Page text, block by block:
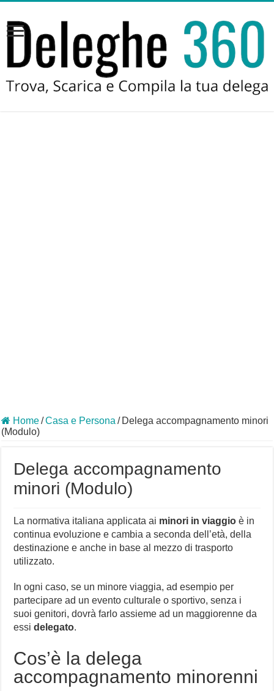
Home/Casa e Persona / Delega accompagnamento minori
(Modulo)
Delega accompagnamento
minori (Modulo)
La normativa italiana applicata ai minori in viaggio è in
continua evoluzione e cambia a seconda dell’età, della
destinazione e anche in base al mezzo di trasporto
utilizzato.
In ogni caso, se un minore viaggia, ad esempio per
partecipare ad un evento culturale o sportivo, senza i
suoi genitori, dovrà farlo assieme ad un maggiorenne da
essidelegato.
Cos’è la delega
accompagnamento minorenni